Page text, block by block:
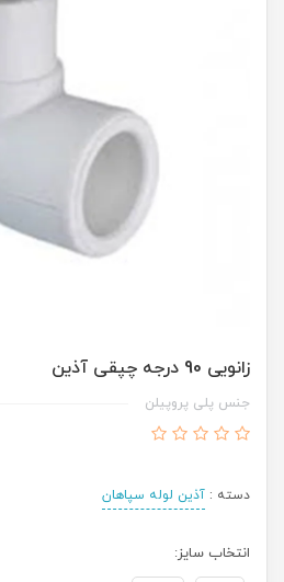
زانویی 90 درجه چپقی آذین
جنس پلی پروپیلن
دسته : آذین لوله سپاهان
انتخاب سایز: